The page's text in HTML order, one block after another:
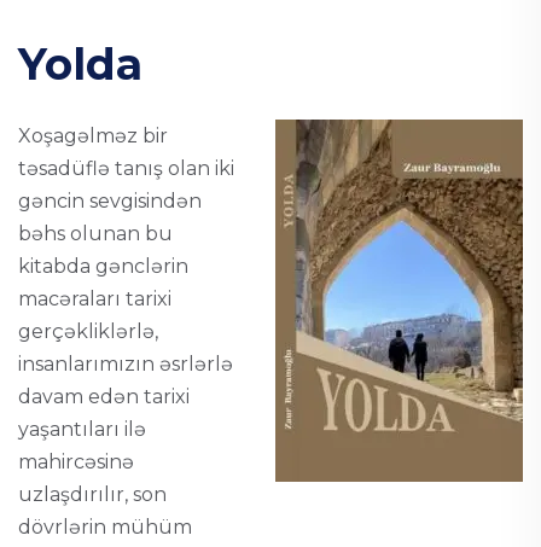
Yolda
Xoşagəlməz bir
təsadüflə tanış olan iki
gəncin sevgisindən
bəhs olunan bu
kitabda gənclərin
macəraları tarixi
gerçəkliklərlə,
insanlarımızın əsrlərlə
davam edən tarixi
yaşantıları ilə
mahircəsinə
uzlaşdırılır, son
dövrlərin mühüm